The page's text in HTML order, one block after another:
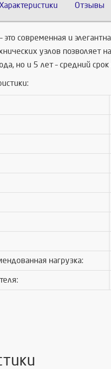
Характеристики Отзывы
это современная и
узлов позволяет
но и 5 лет – средний
нагрузка: